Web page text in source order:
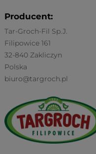
Producent:
Tar-Groch-Fil Sp.J.
Filipowice 161
32-840 Zakliczyn
Polska
biuro@targroch.pl